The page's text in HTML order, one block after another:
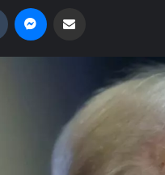
Tumblr